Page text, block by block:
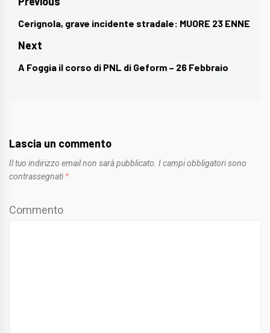
Navigazione
articoli
Previous
post:
Cerignola, grave incidente stradale: MUORE 23 ENNE
Next
Next
A Foggia il corso di PNL di Geform – 26 Febbraio
Lascia un commento
Il tuo indirizzo email non sarà pubblicato. I campi obbligatori sono
contrassegnati *
Commento